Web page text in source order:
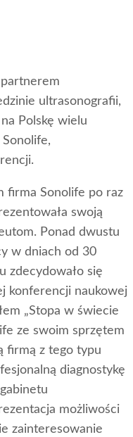
ultrasonografii,
Polskę wielu
firma Sonolife po raz
swoją
Ponad dwustu
w dniach od 30
zdecydowało się
konferencji naukowej
„Stopa w świecie
ze swoim sprzętem
firmą z tego typu
diagnostykę
możliwości
zainteresowanie